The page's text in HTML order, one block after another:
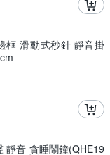
框 滑動式秒針 靜音掛
靜音 貪睡鬧鐘(QHE19